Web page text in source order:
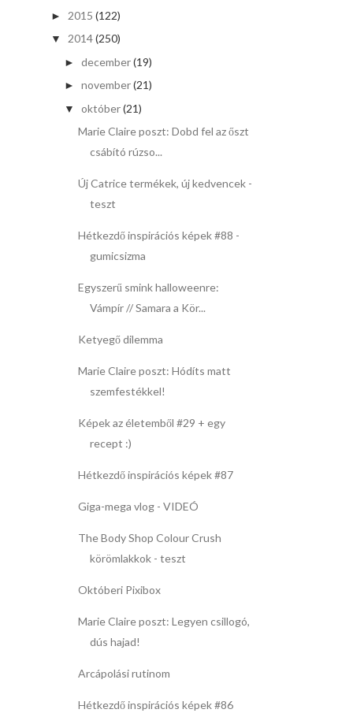
► 2015 (122)
▼ 2014(250)
► december(19)
► november(21)
▼ október(21)
Marie Claire poszt: Dobd fel az őszt
csábító rúzso...
Új Catrice termékek, új kedvencek -
teszt
Hétkezdő inspirációs képek #88 -
gumicsizma
Egyszerű smink halloweenre:
Vámpír // Samara a Kör...
Ketyegő dilemma
Marie Claire poszt: Hódíts matt
szemfestékkel!
Képek az életemből #29 + egy
recept :)
Hétkezdő inspirációs képek #87
Giga-mega vlog - VIDEÓ
The Body Shop Colour Crush
körömlakkok - teszt
Októberi Pixibox
Marie Claire poszt: Legyen csillogó,
dús hajad!
Arcápolási rutinom
Hétkezdő inspirációs képek #86